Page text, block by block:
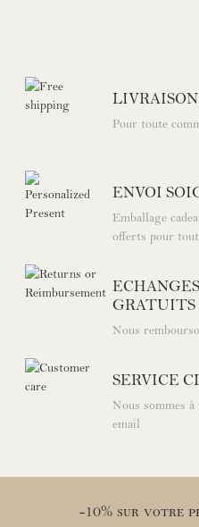
LIVRAISON
Pour toute
ENVOI
Emballage
offerts pour
GRATUITS
Nous
SERVICE
Nous sommes
email
-10% sur votre